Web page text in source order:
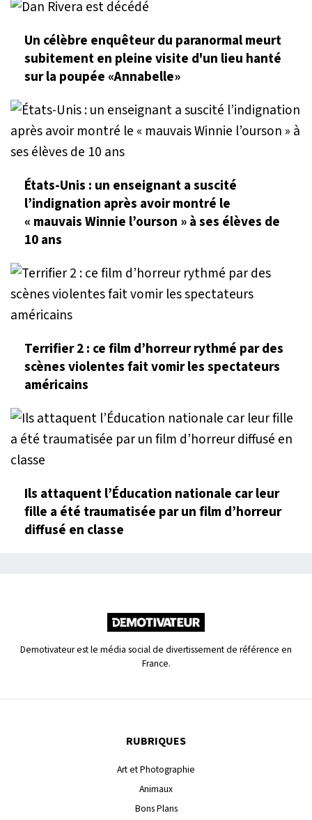
Un célèbre enquêteur du paranormal meurt
subitement en pleine visite d'un lieu hanté
sur la poupée «Annabelle»
États-Unis : un enseignant a suscité
l’indignation après avoir montré le
« mauvais Winnie l’ourson » à ses élèves de
10 ans
Terrifier 2 : ce film d’horreur rythmé par des
scènes violentes fait vomir les spectateurs
américains
Ils attaquent l’Éducation nationale car leur
fille a été traumatisée par un film d’horreur
diffusé en classe
Demotivateur est le média social de divertissement de référence en
France.
RUBRIQUES
Art et Photographie
Animaux
Bons Plans